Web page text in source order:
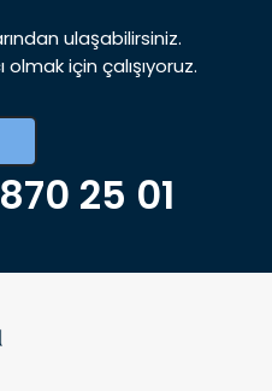
ulaşabilirsiniz.
için çalışıyoruz.
25 01